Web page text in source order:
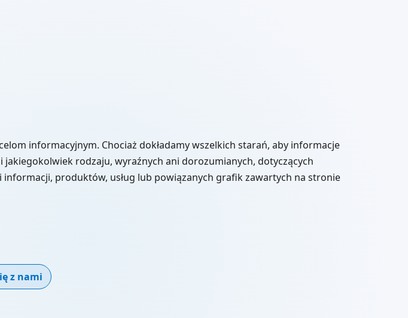
informacyjnym. Chociaż dokładamy wszelkich starań, aby informacje
jakiegokolwiek rodzaju, wyraźnych ani dorozumianych, dotyczących
produktów, usług lub powiązanych grafik zawartych na stronie
z nami